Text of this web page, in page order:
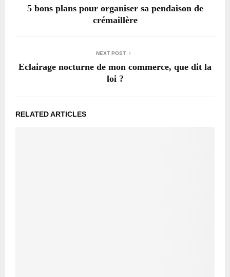
5 bons plans pour organiser sa pendaison de
crémaillère
NEXT POST
Eclairage nocturne de mon commerce, que dit la
loi ?
RELATED ARTICLES